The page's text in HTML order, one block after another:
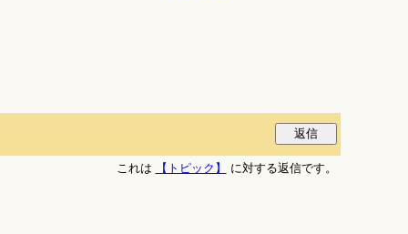
これは
【トピック】 に対する返信です。